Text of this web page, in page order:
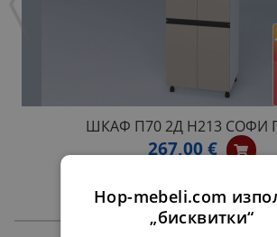
ШКАФ П70 2Д H213 СОФИ
267,00 €
Hop-mebeli.com
„бисквитки“